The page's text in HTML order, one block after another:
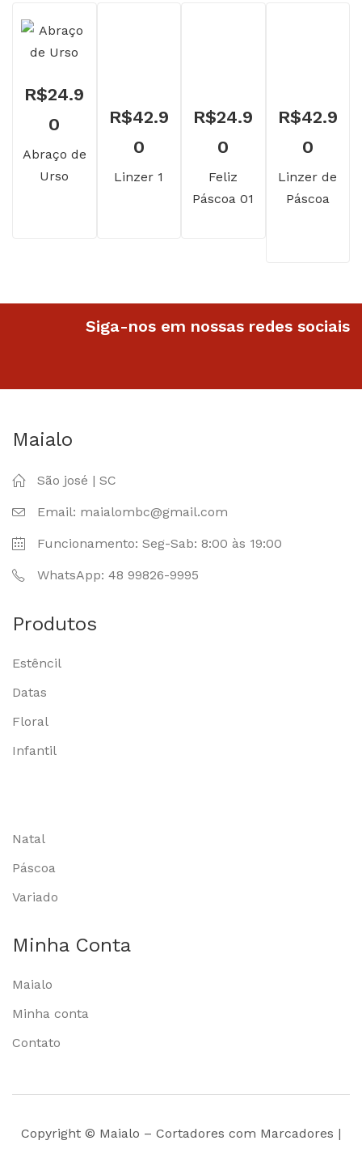
R$24.9
0
Abraço de
Urso
R$42.9
0
Linzer 1
R$24.9
0
Feliz
Páscoa 01
R$42.9
0
Linzer de
Páscoa
Siga-nos em nossas redes sociais
Maialo
São josé | SC
Email: maialombc@gmail.com
Funcionamento: Seg-Sab: 8:00 às 19:00
WhatsApp: 48 99826-9995
Produtos
Estêncil
Datas
Floral
Infantil
Natal
Páscoa
Variado
Minha Conta
Maialo
Minha conta
Contato
Copyright © Maialo – Cortadores com Marcadores |